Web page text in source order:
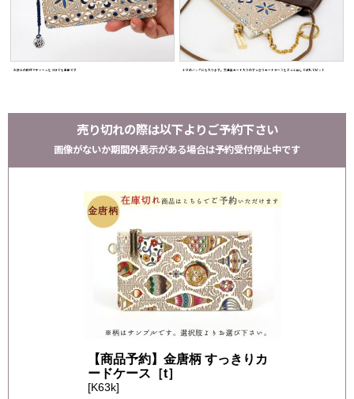
お好みの根付やチャームをつけても素敵です 小さめバッグにも入ります。交通系カード入りのすっきりカードケースをさっと出して改札でピッ♪
売り切れの際は以下よりご予約下さい
画像がないか期間外表示がある場合は予約受付停止中です